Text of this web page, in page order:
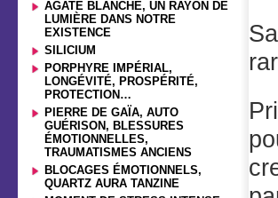
AGATE BLANCHE, UN RAYON DE
LUMIÈRE DANS NOTRE
EXISTENCE
SILICIUM
PORPHYRE IMPÉRIAL,
LONGÉVITÉ, PROSPÉRITÉ,
PROTECTION…
PIERRE DE GAÏA, AUTO
GUÉRISON, BLESSURES
ÉMOTIONNELLES,
TRAUMATISMES ANCIENS
BLOCAGES ÉMOTIONNELS,
QUARTZ AURA TANZINE